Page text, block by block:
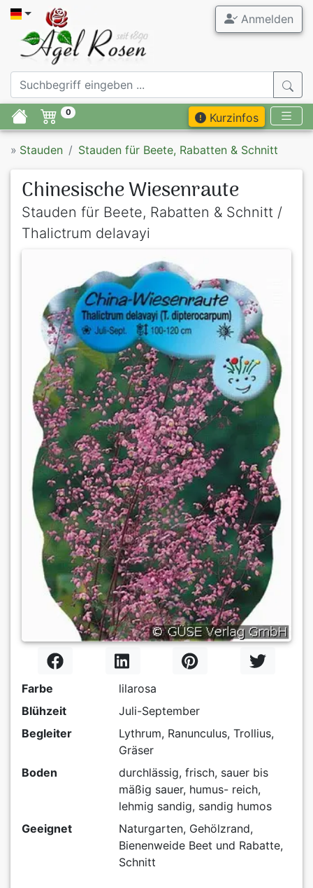
Anmelden
0 Kurzinfos
» Stauden Stauden für Beete, Rabatten & Schnitt
Chinesische Wiesenraute
Stauden für Beete, Rabatten & Schnitt /
Thalictrum delavayi
Farbe
lilarosa
Blühzeit
Juli-September
Begleiter
Lythrum, Ranunculus, Trollius,
Gräser
Boden
durchlässig, frisch, sauer bis
mäßig sauer, humus- reich,
lehmig sandig, sandig humos
Geeignet
Naturgarten, Gehölzrand,
Bienenweide Beet und Rabatte,
Schnitt